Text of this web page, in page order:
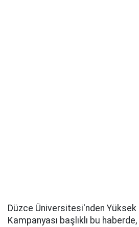
Düzce Üniversitesi'nden Yüksek
Kampanyası başlıklı bu